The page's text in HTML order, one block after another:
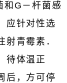
和G－杆菌感
应针对性选
青霉素．
待体温正
后，方可停